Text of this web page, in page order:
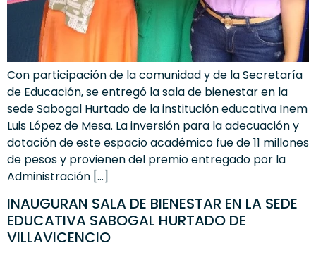
Con participación de la comunidad y de la Secretaría
de Educación, se entregó la sala de bienestar en la
sede Sabogal Hurtado de la institución educativa Inem
Luis López de Mesa. La inversión para la adecuación y
dotación de este espacio académico fue de 11 millones
de pesos y provienen del premio entregado por la
Administración […]
INAUGURAN SALA DE BIENESTAR EN LA SEDE
EDUCATIVA SABOGAL HURTADO DE
VILLAVICENCIO